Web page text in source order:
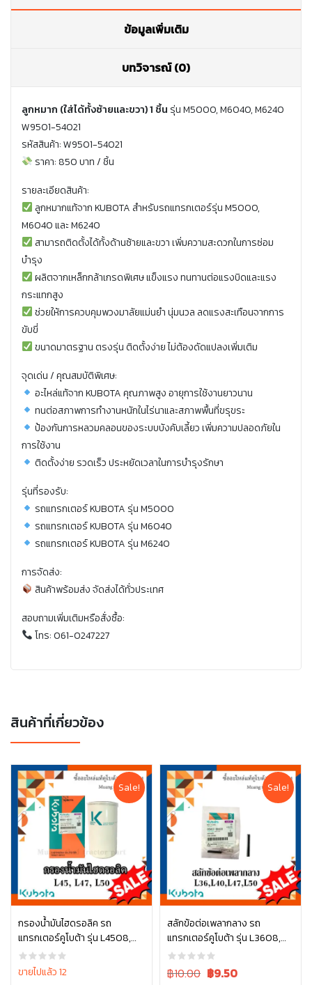
ข้อมูลเพิ่มเติม
บทวิจารณ์ (0)
ลูกหมาก (ใส่ได้ทั้งซ้ายและขวา) 1 ชิ้น รุ่น M5000, M6040, M6240
W9501-54021
รหัสสินค้า: W9501-54021
ราคา: 850 บาท / ชิ้น
รายละเอียดสินค้า:
ลูกหมากแท้จาก KUBOTA สำหรับรถแทรกเตอร์รุ่น M5000,
M6040 และ M6240
สามารถติดตั้งได้ทั้งด้านซ้ายและขวา เพิ่มความสะดวกในการซ่อม
บำรุง
ผลิตจากเหล็กกล้าเกรดพิเศษ แข็งแรง ทนทานต่อแรงบิดและแรง
กระแทกสูง
ช่วยให้การควบคุมพวงมาลัยแม่นยำ นุ่มนวล ลดแรงสะเทือนจากการ
ขับขี่
ขนาดมาตรฐาน ตรงรุ่น ติดตั้งง่าย ไม่ต้องดัดแปลงเพิ่มเติม
จุดเด่น / คุณสมบัติพิเศษ:
อะไหล่แท้จาก KUBOTA คุณภาพสูง อายุการใช้งานยาวนาน
ทนต่อสภาพการทำงานหนักในไร่นาและสภาพพื้นที่ขรุขระ
ป้องกันการหลวมคลอนของระบบบังคับเลี้ยว เพิ่มความปลอดภัยใน
การใช้งาน
ติดตั้งง่าย รวดเร็ว ประหยัดเวลาในการบำรุงรักษา
รุ่นที่รองรับ:
รถแทรกเตอร์ KUBOTA รุ่น M5000
รถแทรกเตอร์ KUBOTA รุ่น M6040
รถแทรกเตอร์ KUBOTA รุ่น M6240
การจัดส่ง:
สินค้าพร้อมส่ง จัดส่งได้ทั่วประเทศ
สอบถามเพิ่มเติมหรือสั่งซื้อ:
โทร: 061-0247227
สินค้าที่เกี่ยวข้อง
Sale!
กรองน้ำมันไฮดรอลิค รถ
แทรกเตอร์คูโบต้า รุ่น L4508,
L4708, L5018 , W9501-45101
ขายไปแล้ว 12
หยิบใส่ตะกร้า
Sale!
สลักข้อต่อเพลากลาง รถ
แทรกเตอร์คูโบต้า รุ่น L3608,
L4018, L4708, L5018 05411-
00430
Original
฿10.00 Current
฿9.50
หยิบใส่ตะกร้า